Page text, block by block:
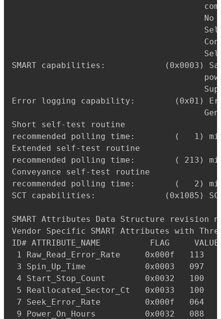
No
SMART capabilities:            (0x0003)
Error logging capability:        (0x01)
Short self-test routine
recommended polling time:        (   1)
Extended self-test routine
recommended polling time:        ( 213)
Conveyance self-test routine
recommended polling time:        (   2)
SCT capabilities:              (0x1085)
SMART Attributes Data Structure revision
Vendor Specific SMART Attributes with
ID# ATTRIBUTE_NAME          FLAG     VALUE
1 Raw_Read_Error_Rate     0x000f
3 Spin_Up_Time            0x0003
4 Start_Stop_Count        0x0032
5 Reallocated_Sector_Ct   0x0033
7 Seek_Error_Rate         0x000f
9 Power_On_Hours          0x0032